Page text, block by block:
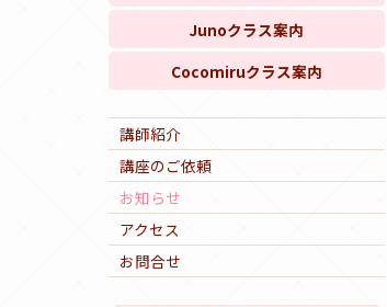
Junoクラス案内
Cocomiruクラス案内
講師紹介
講座のご依頼
お知らせ
アクセス
お問合せ